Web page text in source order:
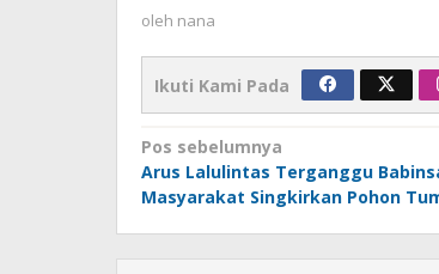
oleh nana
Ikuti Kami Pada
Navigasi
pos
Pos sebelumnya
Arus Lalulintas Terganggu
Masyarakat Singkirkan Pohon